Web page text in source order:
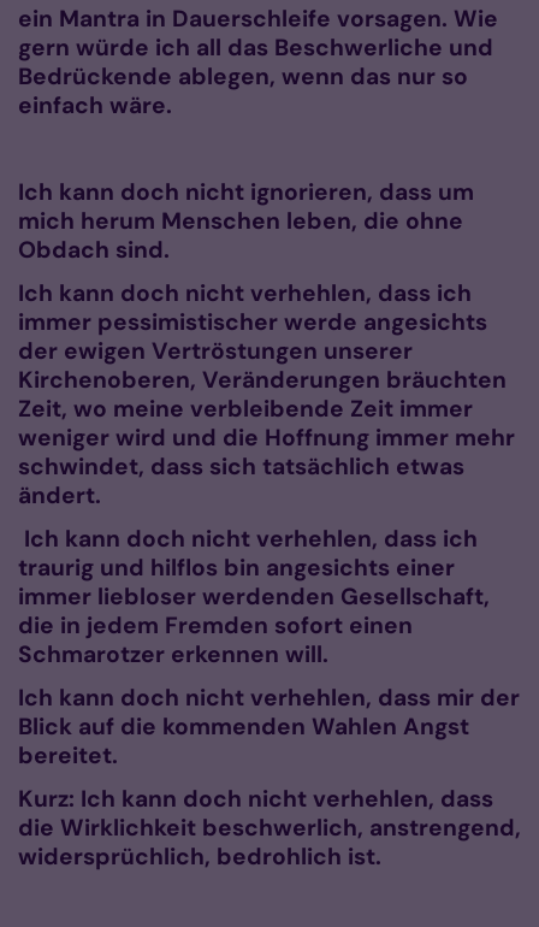
ein Mantra in Dauerschleife vorsagen. Wie
gern würde ich all das Beschwerliche und
Bedrückende ablegen, wenn das nur so
einfach wäre.
Ich kann doch nicht ignorieren, dass um
mich herum Menschen leben, die ohne
Obdach sind.
Ich kann doch nicht verhehlen, dass ich
immer pessimistischer werde angesichts
der ewigen Vertröstungen unserer
Kirchenoberen, Veränderungen bräuchten
Zeit, wo meine verbleibende Zeit immer
weniger wird und die Hoffnung immer mehr
schwindet, dass sich tatsächlich etwas
ändert.
Ich kann doch nicht verhehlen, dass ich
traurig und hilflos bin angesichts einer
immer liebloser werdenden Gesellschaft,
die in jedem Fremden sofort einen
Schmarotzer erkennen will.
Ich kann doch nicht verhehlen, dass mir der
Blick auf die kommenden Wahlen Angst
bereitet.
Kurz: Ich kann doch nicht verhehlen, dass
die Wirklichkeit beschwerlich, anstrengend,
widersprüchlich, bedrohlich ist.